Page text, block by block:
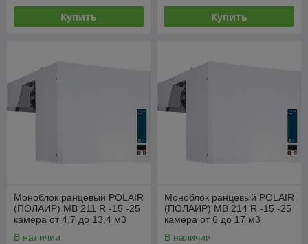
Купить Купить
Моноблок ранцевый POLAIR
(ПОЛАИР) MB 211 R -15 -25
камера от 4,7 до 13,4 м3
В наличии
Моноблок ранцевый POLAIR
(ПОЛАИР) MB 214 R -15 -25
камера от 6 до 17 м3
В наличии